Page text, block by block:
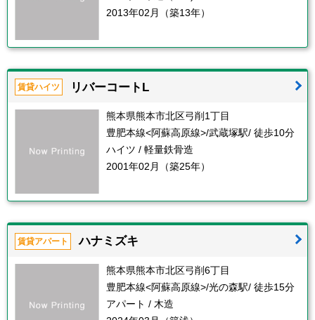
2013年02月（築13年）
賃貸ハイツ リバーコートL
熊本県熊本市北区弓削1丁目
豊肥本線<阿蘇高原線>/武蔵塚駅/ 徒歩10分
ハイツ / 軽量鉄骨造
2001年02月（築25年）
賃貸アパート ハナミズキ
熊本県熊本市北区弓削6丁目
豊肥本線<阿蘇高原線>/光の森駅/ 徒歩15分
アパート / 木造